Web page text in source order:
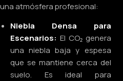
una atmósfera profesional:
Niebla Densa para
Escenarios: El CO₂ genera
una niebla baja y espesa
que se mantiene cerca del
suelo. Es ideal para